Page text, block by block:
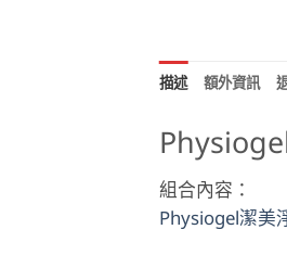
描述 額外資訊
組合內容：
Physiogel潔美